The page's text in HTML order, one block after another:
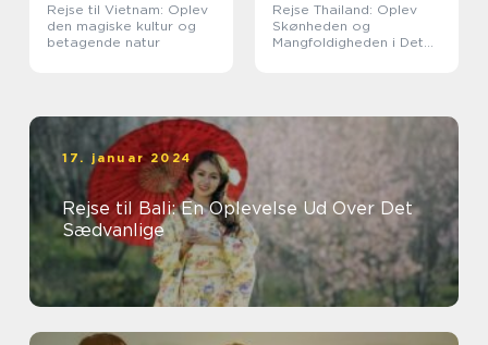
Rejse til Vietnam: Oplev
den magiske kultur og
betagende natur
Rejse Thailand: Oplev
Skønheden og
Mangfoldigheden i Det
17. januar 2024
Rejse til Bali: En Oplevelse Ud Over Det
Sædvanlige